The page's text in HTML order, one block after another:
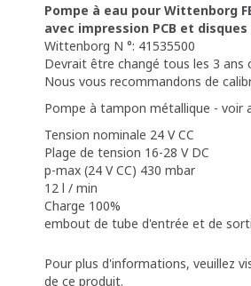
Pompe à eau pour Wittenborg
avec impression PCB et
Wittenborg N °: 41535500
Devrait être changé tous les 3 ans
Nous vous recommandons de
Pompe à tampon métallique - voir
Tension nominale 24 V CC
Plage de tension 16-28 V DC
p-max (24 V CC) 430 mbar
12 l / min
Charge 100%
embout de tube d'entrée et de
Pour plus d'informations, veuillez
de ce produit.